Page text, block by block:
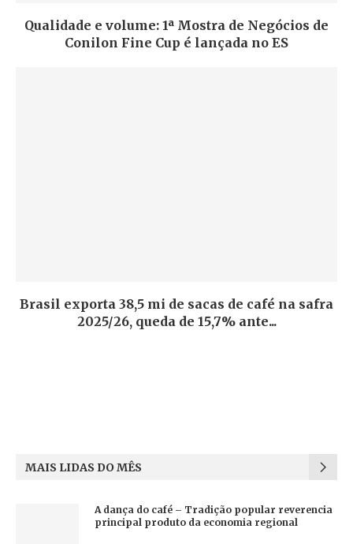
Qualidade e volume: 1ª Mostra de Negócios de
Conilon Fine Cup é lançada no ES
Brasil exporta 38,5 mi de sacas de café na safra
2025/26, queda de 15,7% ante...
MAIS LIDAS DO MÊS
A dança do café – Tradição popular reverencia
principal produto da economia regional